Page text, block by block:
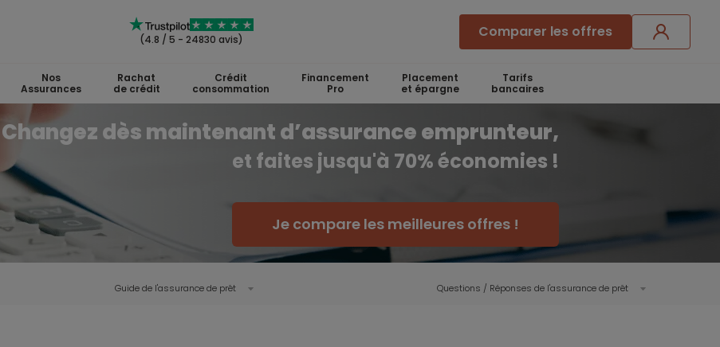
(4.8 / 5 - 24830 avis) Comparer les offres
Nos
Assurances
Rachat
de crédit
Crédit
consommation
Financement
Pro
Placement
et épargne
Tarifs
bancaires
Changez dès maintenant d’assurance emprunteur,
et faites jusqu'à 70% économies !
Je compare les meilleures offres !
Guide de l'assurance de prêt Questions / Réponses de l'assurance de prêt